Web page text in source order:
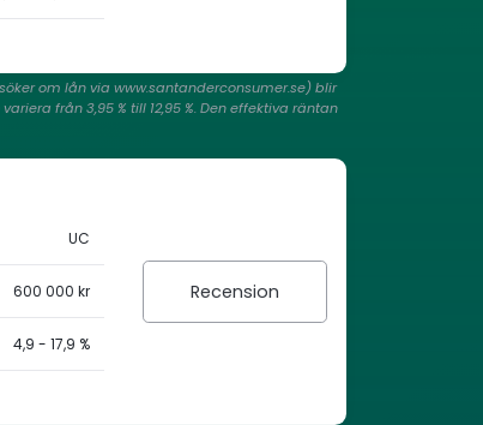
om lån via www.santanderconsumer.se) blir
från 3,95 % till 12,95 %. Den effektiva räntan
UC
600 000 kr
4,9 - 17,9 %
Recension